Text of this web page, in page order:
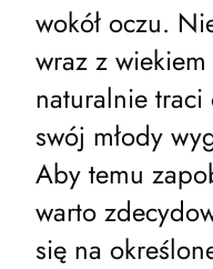
wokół oczu.
wraz z wiekiem
naturalnie traci
swój młody
Aby temu
warto
się na